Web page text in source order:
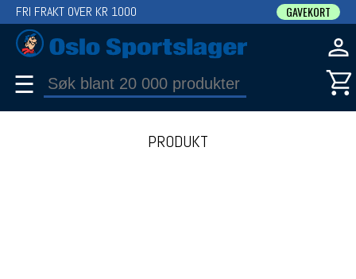
FRI FRAKT OVER KR 1000 GAVEKORT
☰
PRODUKT